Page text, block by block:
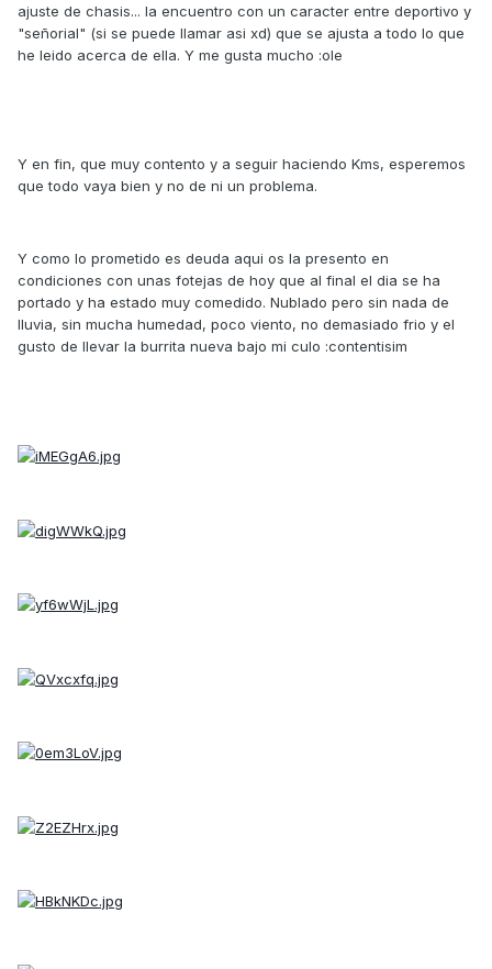
ajuste de chasis... la encuentro con un caracter entre deportivo y
"señorial" (si se puede llamar asi xd) que se ajusta a todo lo que
he leido acerca de ella. Y me gusta mucho :ole
Y en fin, que muy contento y a seguir haciendo Kms, esperemos
que todo vaya bien y no de ni un problema.
Y como lo prometido es deuda aqui os la presento en
condiciones con unas fotejas de hoy que al final el dia se ha
portado y ha estado muy comedido. Nublado pero sin nada de
lluvia, sin mucha humedad, poco viento, no demasiado frio y el
gusto de llevar la burrita nueva bajo mi culo :contentisim